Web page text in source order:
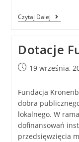
Czytaj Dalej
Dotacje
19 września,
Fundacja
dobra
lokalnego. W
dofinansowań
przedsięwzięcia